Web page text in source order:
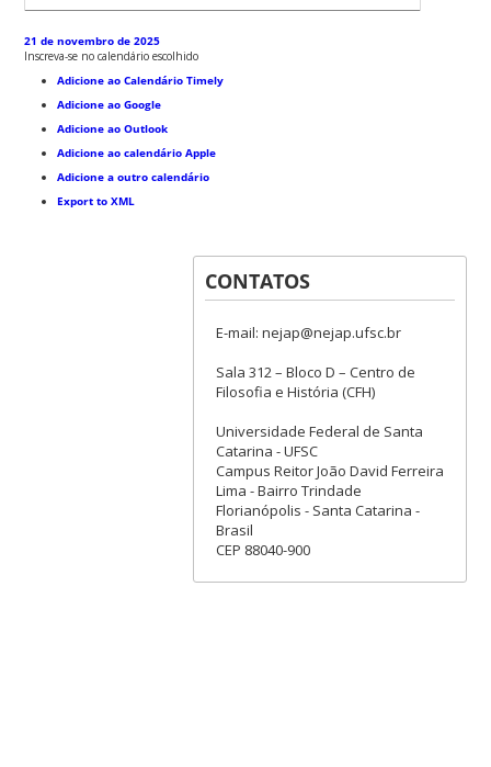
21 de novembro de 2025
Inscreva-se no calendário escolhido
Adicione ao Calendário Timely
Adicione ao Google
Adicione ao Outlook
Adicione ao calendário Apple
Adicione a outro calendário
Export to XML
CONTATOS
E-mail: nejap@nejap.ufsc.br
Sala 312 – Bloco D – Centro de
Filosofia e História (CFH)
Universidade Federal de Santa
Catarina - UFSC
Campus Reitor João David Ferreira
Lima - Bairro Trindade
Florianópolis - Santa Catarina -
Brasil
CEP 88040-900